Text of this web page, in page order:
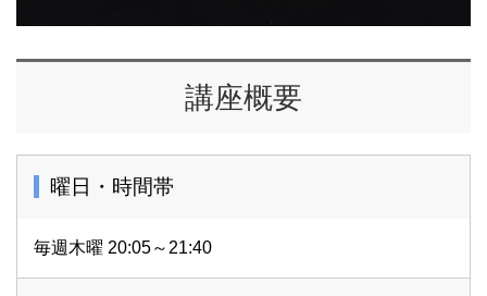
講座概要
曜日・時間帯
毎週木曜 20:05～21:40